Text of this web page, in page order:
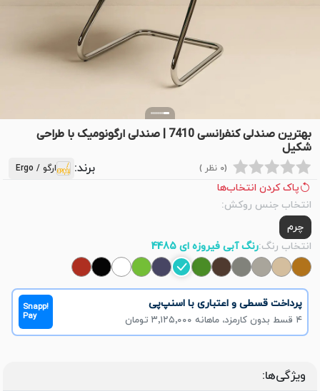
بهترین صندلی کنفرانسی 7410 | صندلی ارگونومیک با طراحی
شکیل
(0 نظر ) برند: ارگو / Ergo
پاک کردن انتخاب‌ها
انتخاب جنس روکش:
چرم
انتخاب رنگ:رنگ آبی فیروزه ای 4485
پرداخت قسطی و اعتباری با اسنپ‌پی
۴ قسط بدون کارمزد، ماهانه ۳٬۱۲۵٬۰۰۰ تومان
Snapp!
Pay
ویژگی‌ها: